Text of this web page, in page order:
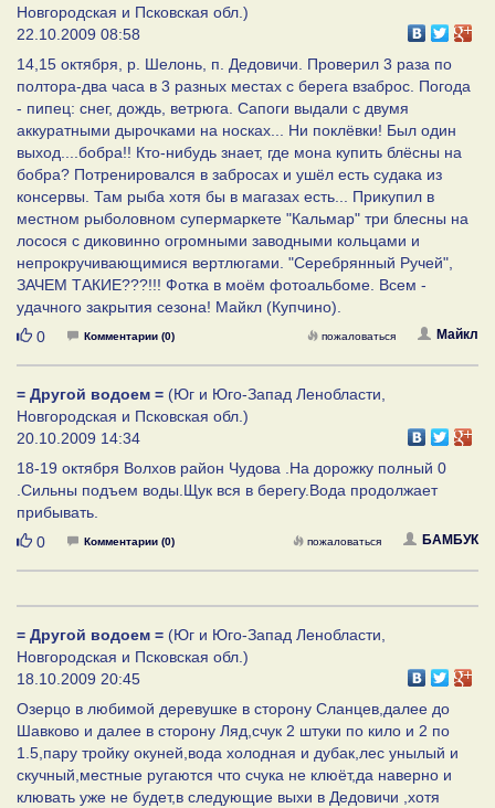
Новгородская и Псковская обл.)
22.10.2009 08:58
14,15 октября, р. Шелонь, п. Дедовичи. Проверил 3 раза по
полтора-два часа в 3 разных местах с берега взаброс. Погода
- пипец: снег, дождь, ветрюга. Сапоги выдали с двумя
аккуратными дырочками на носках... Ни поклёвки! Был один
выход....бобра!! Кто-нибудь знает, где мона купить блёсны на
бобра? Потренировался в забросах и ушёл есть судака из
консервы. Там рыба хотя бы в магазах есть... Прикупил в
местном рыболовном супермаркете "Кальмар" три блесны на
лосося с диковинно огромными заводными кольцами и
непрокручивающимися вертлюгами. "Серебрянный Ручей",
ЗАЧЕМ ТАКИЕ???!!! Фотка в моём фотоальбоме. Всем -
удачного закрытия сезона! Майкл (Купчино).
Нравится
0 Комментарии (0) Майкл
пожаловаться
= Другой водоем = (Юг и Юго-Запад Ленобласти,
Новгородская и Псковская обл.)
20.10.2009 14:34
18-19 октября Волхов район Чудова .На дорожку полный 0
.Сильны подъем воды.Щук вся в берегу.Вода продолжает
прибывать.
Нравится
0 Комментарии (0) БАМБУК
пожаловаться
= Другой водоем = (Юг и Юго-Запад Ленобласти,
Новгородская и Псковская обл.)
18.10.2009 20:45
Озерцо в любимой деревушке в сторону Сланцев,далее до
Шавково и далее в сторону Ляд,счук 2 штуки по кило и 2 по
1.5,пару тройку окуней,вода холодная и дубак,лес унылый и
скучный,местные ругаются что счука не клюёт,да наверно и
клювать уже не будет,в следующие выхи в Дедовичи ,хотя